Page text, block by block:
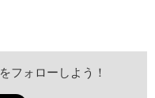
をフォローしよう！